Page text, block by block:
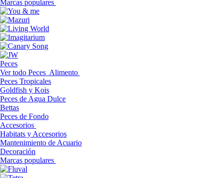
Marcas populares
Peces
Ver todo Peces Alimento
Peces Tropicales
Goldfish y Kois
Peces de Agua Dulce
Bettas
Peces de Fondo
Accesorios
Habitats y Accesorios
Mantenimiento de Acuario
Decoración
Marcas populares